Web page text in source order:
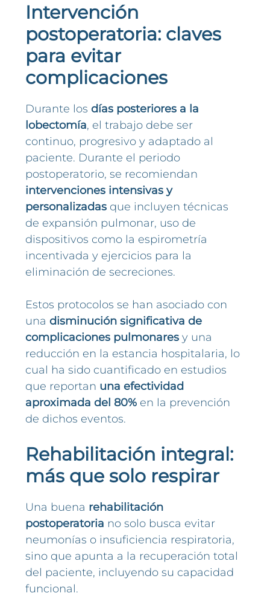
Intervención
postoperatoria: claves
para evitar
complicaciones
Durante losdías posteriores a la
lobectomía, el trabajo debe ser
continuo, progresivo y adaptado al
paciente. Durante el periodo
postoperatorio, se recomiendan
intervenciones intensivas y
personalizadas que incluyen técnicas
de expansión pulmonar, uso de
dispositivos como la espirometría
incentivada y ejercicios para la
eliminación de secreciones.
Estos protocolos se han asociado con
unadisminución significativa de
complicaciones pulmonares y una
reducción en la estancia hospitalaria, lo
cual ha sido cuantificado en estudios
que reportan una efectividad
aproximada del 80% en la prevención
de dichos eventos.
Rehabilitación integral:
más que solo respirar
Una buena rehabilitación
postoperatoria no solo busca evitar
neumonías o insuficiencia respiratoria,
sino que apunta a la recuperación total
del paciente, incluyendo su capacidad
funcional.